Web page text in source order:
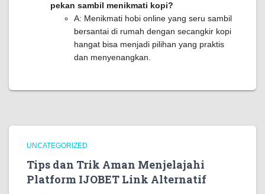
pekan sambil menikmati kopi?
A: Menikmati hobi online yang seru sambil
bersantai di rumah dengan secangkir kopi
hangat bisa menjadi pilihan yang praktis
dan menyenangkan.
UNCATEGORIZED
Tips dan Trik Aman Menjelajahi
Platform IJOBET Link Alternatif